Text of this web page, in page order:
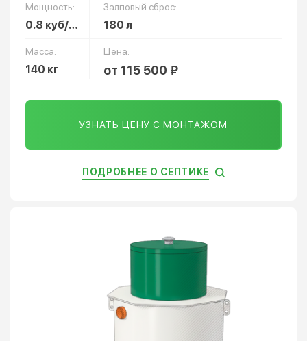
Мощность:
0.8 куб/сут
Залповый сброс:
180 л
Масса:
140 кг
Цена:
от 115 500 ₽
УЗНАТЬ ЦЕНУ С МОНТАЖОМ
ПОДРОБНЕЕ О СЕПТИКЕ